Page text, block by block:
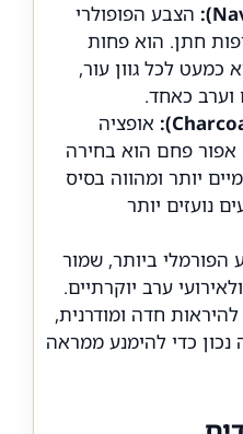
הצבע הפופולרי
חתן. הוא פחות
לכל גוון עור,
וערב כאחד.
אופציה
אפור פחם הוא בחירה
יותר ומהווה בסיס
נועזים יותר
הפורמלי ביותר, שמור
ערב יוקרתיים.
חדה ומודרנית,
כדי להימנע ממראה